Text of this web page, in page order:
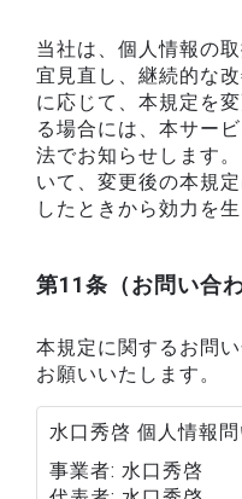
当社は、個人情報の
宜見直し、継続的な
に応じて、本規定を
る場合には、本サー
法でお知らせします
いて、変更後の本規
したときから効力を
第11条（お問い合
本規定に関するお問
お願いいたします。
水口秀啓 個人情報
事業者 水口秀啓